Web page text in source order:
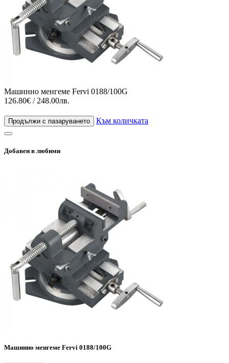
Машинно менгеме Fervi 0188/100G
126.80€ / 248.00лв.
Продължи с пазаруването Към количката
Добавен в любими
Машинно менгеме Fervi 0188/100G